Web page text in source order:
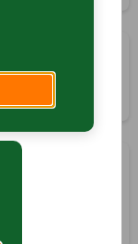
Calvados